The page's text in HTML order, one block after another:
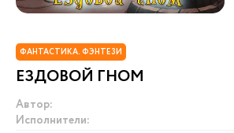
ФАНТАСТИКА. ФЭНТЕЗИ
ЕЗДОВОЙ ГНОМ
Автор:
Исполнители: